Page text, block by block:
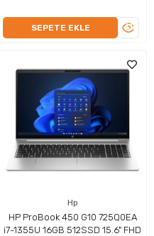
SEPETE EKLE
Hp
HP ProBook 450 G10 725Q0EA
i7-1355U 16GB 512SSD 15.6" FHD